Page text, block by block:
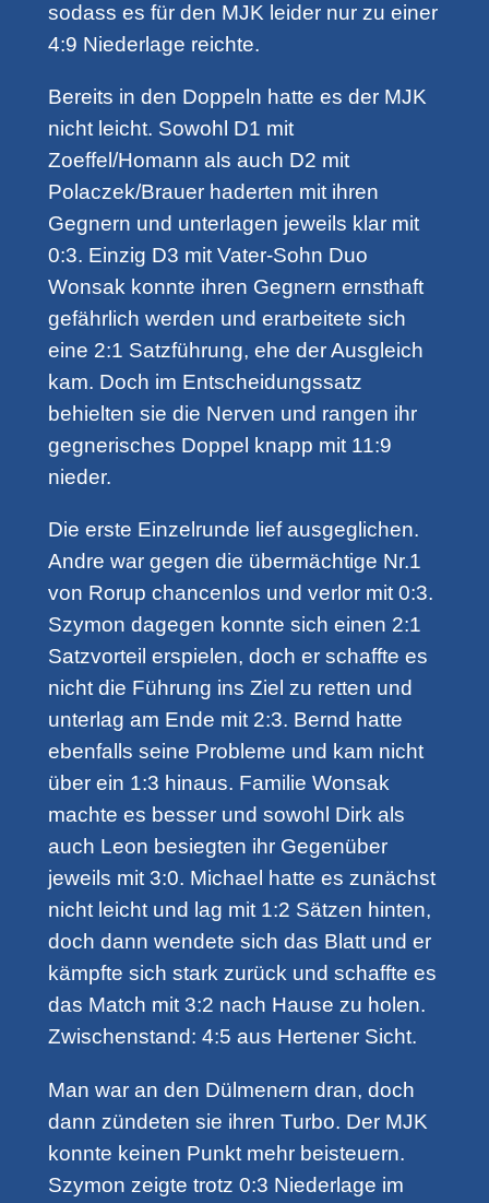
sodass es für den MJK leider nur zu einer
4:9 Niederlage reichte.
Bereits in den Doppeln hatte es der MJK
nicht leicht. Sowohl D1 mit
Zoeffel/Homann als auch D2 mit
Polaczek/Brauer haderten mit ihren
Gegnern und unterlagen jeweils klar mit
0:3. Einzig D3 mit Vater-Sohn Duo
Wonsak konnte ihren Gegnern ernsthaft
gefährlich werden und erarbeitete sich
eine 2:1 Satzführung, ehe der Ausgleich
kam. Doch im Entscheidungssatz
behielten sie die Nerven und rangen ihr
gegnerisches Doppel knapp mit 11:9
nieder.
Die erste Einzelrunde lief ausgeglichen.
Andre war gegen die übermächtige Nr.1
von Rorup chancenlos und verlor mit 0:3.
Szymon dagegen konnte sich einen 2:1
Satzvorteil erspielen, doch er schaffte es
nicht die Führung ins Ziel zu retten und
unterlag am Ende mit 2:3. Bernd hatte
ebenfalls seine Probleme und kam nicht
über ein 1:3 hinaus. Familie Wonsak
machte es besser und sowohl Dirk als
auch Leon besiegten ihr Gegenüber
jeweils mit 3:0. Michael hatte es zunächst
nicht leicht und lag mit 1:2 Sätzen hinten,
doch dann wendete sich das Blatt und er
kämpfte sich stark zurück und schaffte es
das Match mit 3:2 nach Hause zu holen.
Zwischenstand: 4:5 aus Hertener Sicht.
Man war an den Dülmenern dran, doch
dann zündeten sie ihren Turbo. Der MJK
konnte keinen Punkt mehr beisteuern.
Szymon zeigte trotz 0:3 Niederlage im